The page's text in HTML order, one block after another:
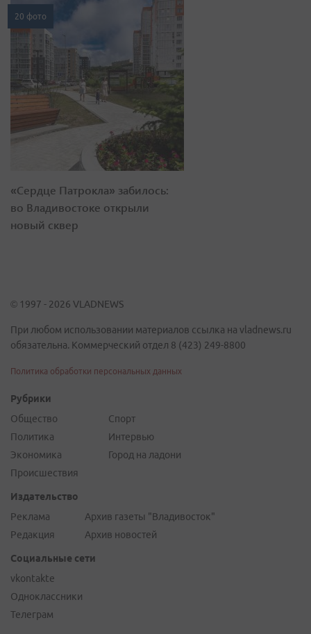
20 фото
«Сердце Патрокла» забилось:
во Владивостоке открыли
новый сквер
© 1997 - 2026 VLADNEWS
При любом использовании материалов ссылка на vladnews.ru
обязательна. Коммерческий отдел 8 (423) 249-8800
Политика обработки персональных данных
Рубрики
Общество
Политика
Экономика
Происшествия
Спорт
Интервью
Город на ладони
Издательство
Реклама
Редакция
Архив газеты "Владивосток"
Архив новостей
Социальные сети
vkontakte
Одноклассники
Телеграм